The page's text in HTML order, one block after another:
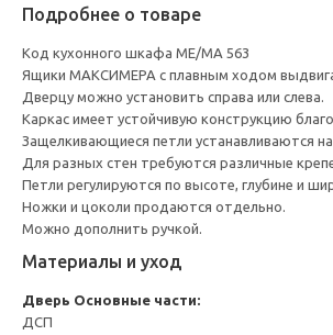
Подробнее о товаре
Код кухонного шкафа ME/MA 563
Ящики МАКСИМЕРА с плавным ходом
Дверцу можно установить справа или слева.
Каркас имеет устойчивую конструкцию
Защелкивающиеся петли устанавливаются
Для разных стен требуются различные
Петли регулируются по высоте, глубине и
Ножки и цоколи продаются отдельно.
Можно дополнить ручкой.
Материалы и уход
Дверь Основные части:
ДСП